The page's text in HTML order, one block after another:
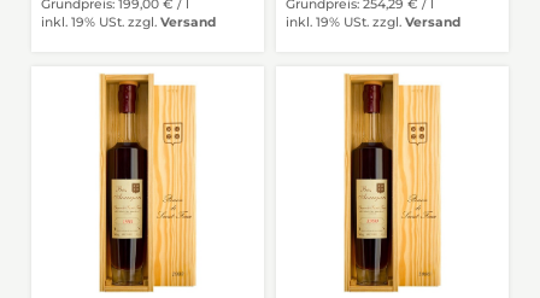
Grundpreis: 199,00 € /
inkl. 19% USt. zzgl. Versand
Grundpreis: 254,29 € /
inkl. 19% USt. zzgl. Versand